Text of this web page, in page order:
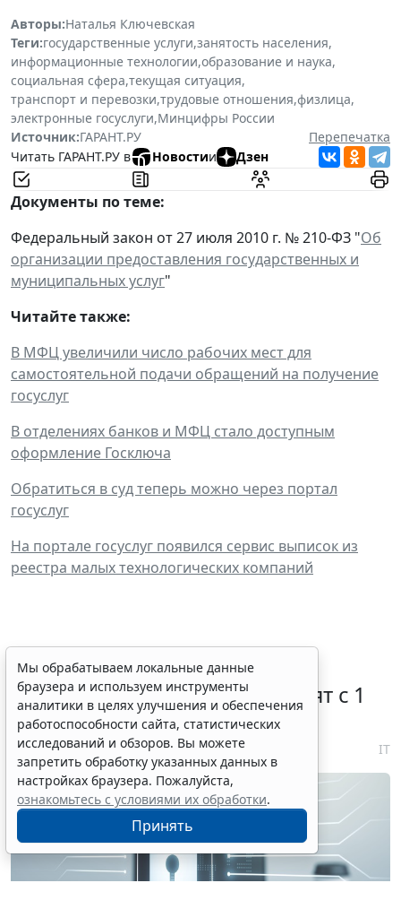
Авторы:Наталья Ключевская
Теги:государственные услуги,занятость населения,
информационные технологии,образование и наука,
социальная сфера,текущая ситуация,
транспорт и перевозки,трудовые отношения,физлица,
электронные госуслуги,Минцифры России
Источник:ГАРАНТ.РУ
Перепечатка
Читать ГАРАНТ.РУ в
Новостии Дзен
Документы по теме:
Федеральный закон от 27 июля 2010 г. № 210-ФЗ "Об
организации предоставления государственных и
муниципальных услуг"
Читайте также:
В МФЦ увеличили число рабочих мест для
самостоятельной подачи обращений на получение
госуслуг
В отделениях банков и МФЦ стало доступным
оформление Госключа
Обратиться в суд теперь можно через портал
госуслуг
На портале госуслуг появился сервис выписок из
реестра малых технологических компаний
Правовую охрану цифровых
технологий в России расширят с 1
января 2027 года
7 августа 2026 18:04 IT
Мы обрабатываем локальные данные
браузера и используем инструменты
аналитики в целях улучшения и обеспечения
работоспособности сайта, статистических
исследований и обзоров. Вы можете
запретить обработку указанных данных в
настройках браузера. Пожалуйста,
ознакомьтесь с условиями их обработки.
Принять